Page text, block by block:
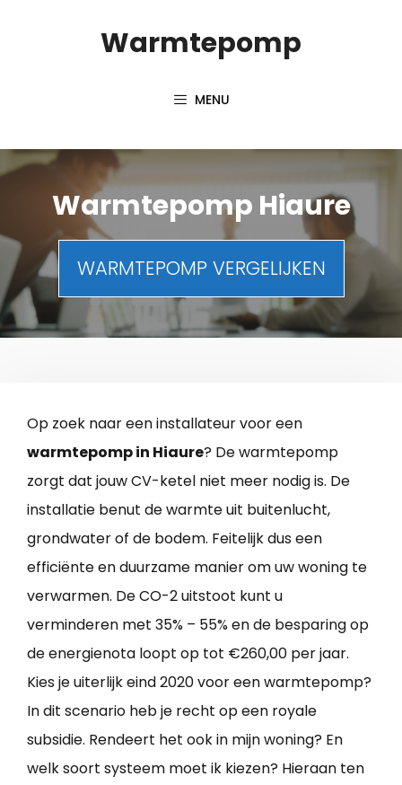
Warmtepomp
MENU
Warmtepomp Hiaure
WARMTEPOMP VERGELIJKEN
Op zoek naar een installateur voor een
warmtepomp in Hiaure? De warmtepomp
zorgt dat jouw CV-ketel niet meer nodig is. De
installatie benut de warmte uit buitenlucht,
grondwater of de bodem. Feitelijk dus een
efficiënte en duurzame manier om uw woning te
verwarmen. De CO-2 uitstoot kunt u
verminderen met 35% – 55% en de besparing op
de energienota loopt op tot €260,00 per jaar.
Kies je uiterlijk eind 2020 voor een warmtepomp?
In dit scenario heb je recht op een royale
subsidie. Rendeert het ook in mijn woning? En
welk soort systeem moet ik kiezen? Hieraan ten